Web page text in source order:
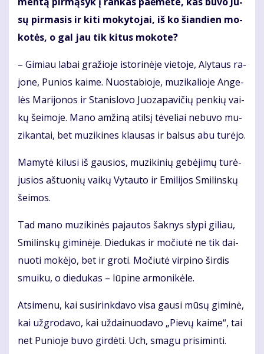
sų pir­ma­sis ir ki­ti mo­ky­to­jai, iš ko šian­dien mo­
ko­tės, o gal jau tik ki­tus mo­ko­te?
– Gi­miau la­bai gra­žio­je is­to­ri­nė­je vie­to­je, Aly­taus ra­
jo­ne, Pu­nios kai­me. Nuo­sta­bio­je, mu­zi­ka­lio­je An­ge­
lės Ma­ri­jo­nos ir Sta­nis­lo­vo Juo­za­pa­vi­čių pen­kių vai­
kų šei­mo­je. Ma­no am­ži­ną atil­sį tė­ve­liai ne­bu­vo mu­
zi­kan­tai, bet mu­zi­ki­nes klau­sas ir bal­sus abu tu­rė­jo.
Ma­my­tė ki­lu­si iš gau­sios, mu­zi­ki­nių ge­bė­ji­mų tu­rė­
ju­sios aš­tuo­nių vai­kų Vy­tau­to ir Emi­li­jos Smi­lins­kų
šei­mos.
Tad ma­no mu­zi­ki­nės pa­jau­tos šak­nys sly­pi gi­liau,
Smi­lins­kų gi­mi­nė­je. Die­du­kas ir mo­čiu­tė ne tik dai­
nuo­ti mo­kė­jo, bet ir gro­ti. Mo­čiu­tė vir­pi­no šir­dis
smui­ku, o die­du­kas – lū­pi­ne ar­mo­ni­kė­le.
At­si­me­nu, kai su­si­rink­da­vo vi­sa gau­si mū­sų gi­mi­nė,
kai už­gro­da­vo, kai už­dai­nuo­da­vo „Pie­vų kai­me“, tai
net Pu­nio­je bu­vo gir­dė­ti. Uch, sma­gu pri­si­min­ti.